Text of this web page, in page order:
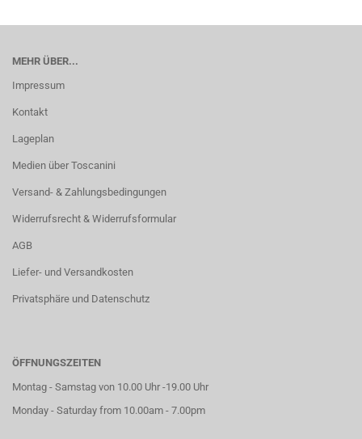
MEHR ÜBER...
Impressum
Kontakt
Lageplan
Medien über Toscanini
Versand- & Zahlungsbedingungen
Widerrufsrecht & Widerrufsformular
AGB
Liefer- und Versandkosten
Privatsphäre und Datenschutz
ÖFFNUNGSZEITEN
Montag - Samstag von 10.00 Uhr -19.00 Uhr
Monday - Saturday from 10.00am - 7.00pm